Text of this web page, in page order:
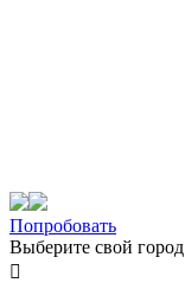
Попробовать
Выберите свой город
